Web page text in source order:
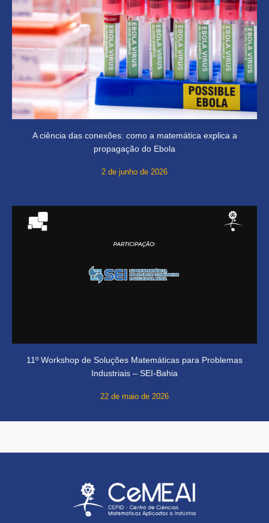
A ciência das conexões: como a matemática explica a
propagação do Ebola
2 de junho de 2026
11º Workshop de Soluções Matemáticas para Problemas
Industriais – SEI-Bahia
22 de maio de 2026